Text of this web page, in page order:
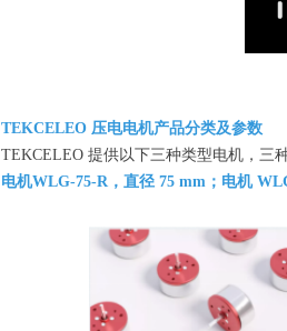
TEKCELEO 压电电机产品分类及参数
TEKCELEO 提供以下三种类型电机，三
电机WLG-75-R，直径 75 mm；电机